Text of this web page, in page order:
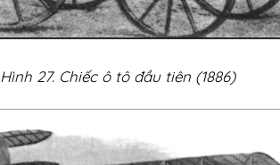
Hình 27. Chiếc ô tô đầu tiên (1886)